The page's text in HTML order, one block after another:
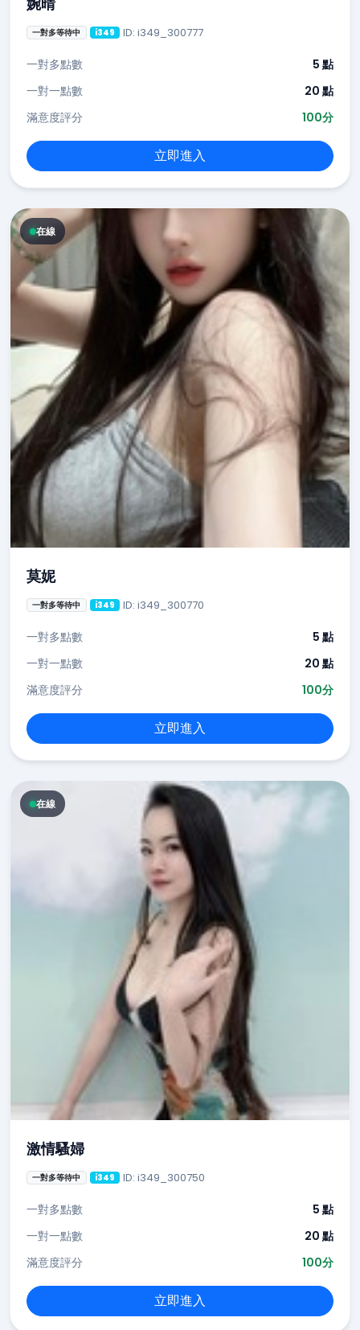
一對多等待中 i349 ID: i349_300777
一對多點數
5 點
一對一點數
20 點
滿意度評分
100分
立即進入
在線
莫妮
一對多等待中 i349 ID: i349_300770
一對多點數
5 點
一對一點數
20 點
滿意度評分
100分
立即進入
在線
激情騷婦
一對多等待中 i349 ID: i349_300750
一對多點數
5 點
一對一點數
20 點
滿意度評分
100分
立即進入